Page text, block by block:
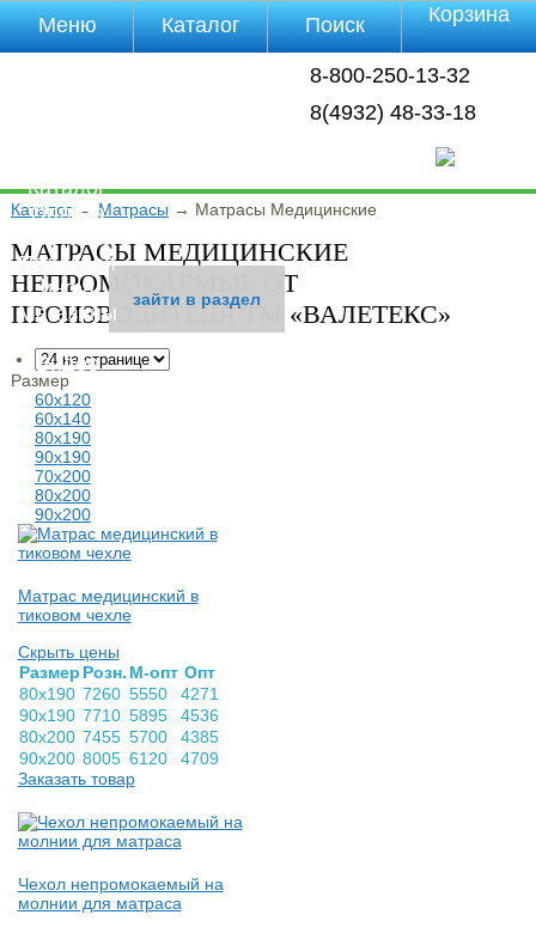
8-800-250-13-32
8(4932) 48-33-18
Каталог→ Матрасы → Матрасы Медицинские
МАТРАСЫ МЕДИЦИНСКИЕ
НЕПРОМОКАЕМЫЕ ОТ
ПРОИЗВОДИТЕЛЯ ТМ «ВАЛЕТЕКС»
Размер
60х120
60х140
80х190
90х190
70х200
80х200
90х200
Матрас медицинский в
тиковом чехле
зайти в раздел
Скрыть цены
Раз­мер Розн. М-опт Опт
80х190 7260 5550
4271
90х190 7710 5895
4536
80х200 7455 5700
4385
90х200 8005 6120
4709
Заказать товар
Чехол непромокаемый на
молнии для матраса
зайти в раздел
зайти в раздел
зайти в раздел
Меню
Каталог
Оплата
Доставка
Полезная
инфа
Магазины
Видео
Каталог Поиск Корзина